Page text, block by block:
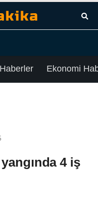
Ekonomi
4 iş